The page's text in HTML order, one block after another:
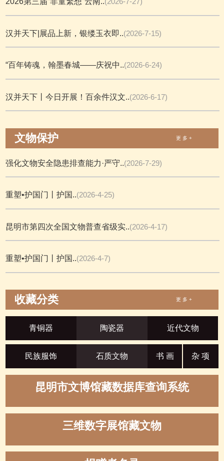
汉并天下|展品上新，银缕玉衣即..(2026-7-15)
“百年铸魂，翰墨春城——庆祝中..(2026-6-24)
汉并天下丨今日开展！百余件汉文..(2026-6-17)
文物保护 更 多 +
强化文物安全隐患排查能力·严守..(2026-7-29)
重塑•护国门丨护国..(2026-4-25)
昆明市第四次全国文物普查省级实..(2026-4-17)
重塑•护国门丨护国..(2026-4-7)
收藏分类 更 多 +
青铜器 陶瓷器 近代文物
民族服饰 石质文物 书 画 杂 项
昆明市文博馆藏数据库查询系统
三维数字展馆藏文物